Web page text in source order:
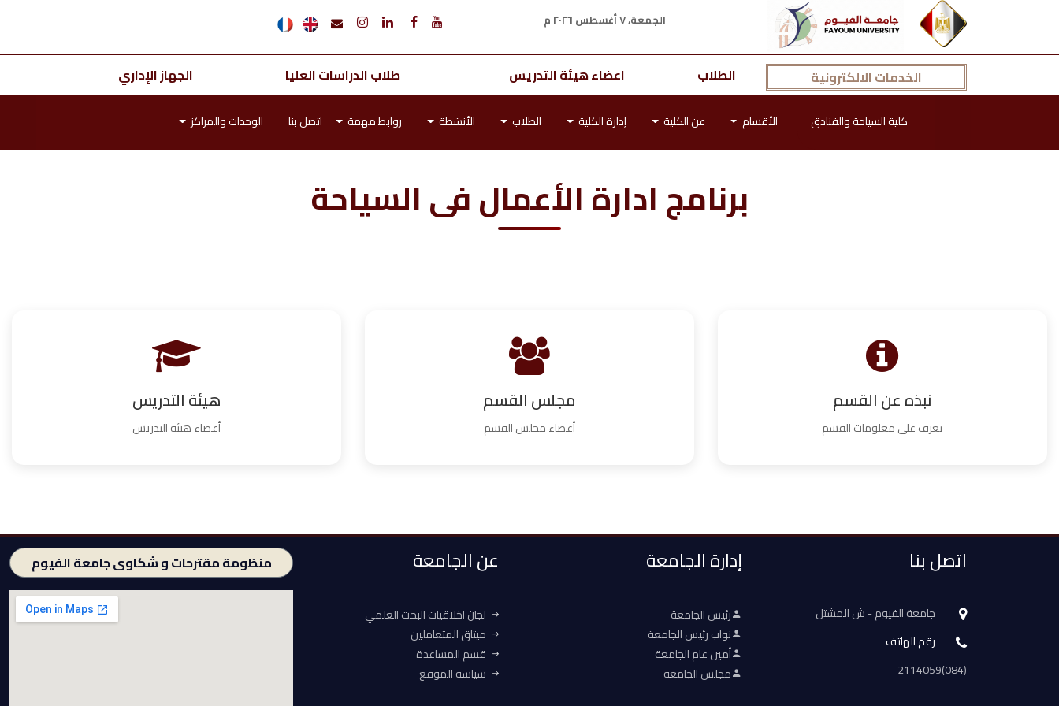
الجمعة، ٧ أغسطس ٢٠٢٦ م
الخدمات الالكترونية الطلاب اعضاء هيئة التدريس طلاب الدراسات العليا الجهاز الإداري
كلية السياحة والفنادق الأقسام عن الكلية إدارة الكلية الطلاب الأنشطة روابط مهمة اتصل بنا الوحدات والمراكز
برنامج ادارة الأعمال فى السياحة
هيئة التدريس
أعضاء هيئة التدريس
مجلس القسم
أعضاء مجلس القسم
نبذه عن القسم
تعرف على معلومات القسم
اتصل بنا
جامعة الفيوم - ش المشتل
رقم الهاتف
(084)2114059
إدارة الجامعة
رئيس الجامعة
نواب رئيس الجامعة
أمين عام الجامعة
مجلس الجامعة
عن الجامعة
لجان اخلاقيات البحث العلمي
ميثاق المتعاملين
قسم المساعدة
سياسة الموقع
منظومة مقترحات و شكاوى جامعة الفيوم